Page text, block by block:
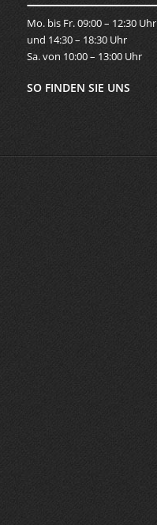
Mo. bis Fr. 09:00 – 12:30 Uhr
und 14:30 – 18:30 Uhr
Sa. von 10:00 – 13:00 Uhr
SO FINDEN SIE UNS